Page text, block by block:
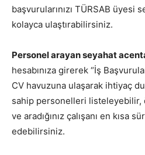
başvurularınızı TÜRSAB üyesi
kolayca ulaştırabilirsiniz.
Personel arayan seyahat
hesabınıza girerek “İş
CV havuzuna ulaşarak ihtiyaç
sahip personelleri
ve aradığınız çalışanı en kısa
edebilirsiniz.